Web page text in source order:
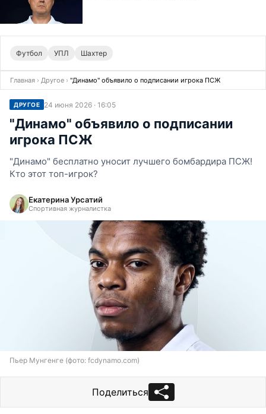
Футбол УПЛ Шахтер
Главная › Другое › "Динамо" объявило о подписании игрока ПСЖ
ДРУГОЕ 24 июня 2026 · 16:05
"Динамо" объявило о подписании
игрока ПСЖ
"Динамо" бесплатно уносит лучшего бомбардира ПСЖ!
Кто этот топ-игрок?
Екатерина Урсатий
Спортивная журналистка
Пьер Мунгенге (фото: fcdynamo.com)
Поделиться